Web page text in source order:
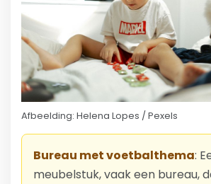
Afbeelding: Helena Lopes / Pexels
Bureau met voetbalthema:
meubelstuk, vaak een bureau,